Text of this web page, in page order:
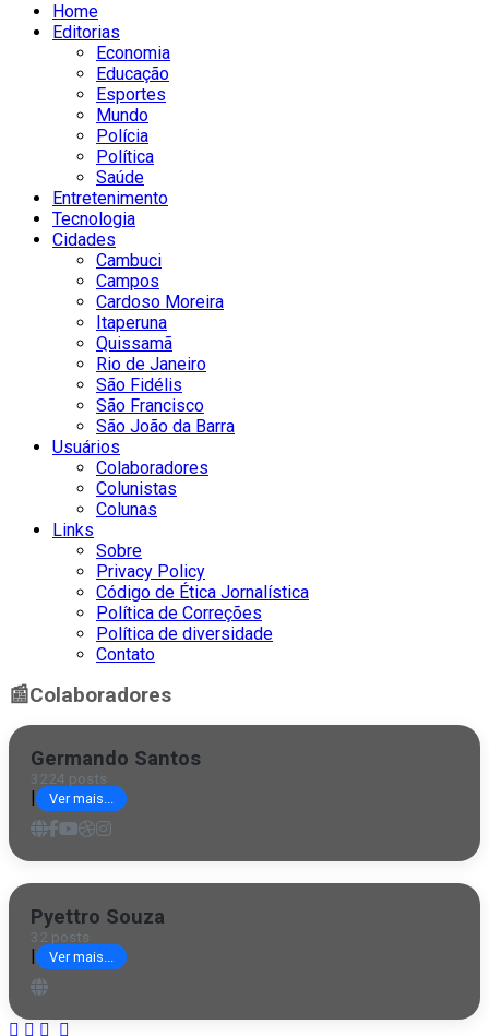
Home
Editorias
Economia
Educação
Esportes
Mundo
Polícia
Política
Saúde
Entretenimento
Tecnologia
Cidades
Cambuci
Campos
Cardoso Moreira
Itaperuna
Quissamã
Rio de Janeiro
São Fidélis
São Francisco
São João da Barra
Usuários
Colaboradores
Colunistas
Colunas
Links
Sobre
Privacy Policy
Código de Ética Jornalística
Política de Correções
Política de diversidade
Contato
📰Colaboradores
Germando Santos
3224 posts
| Ver mais...
Pyettro Souza
32 posts
| Ver mais...